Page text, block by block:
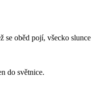
se oběd pojí, všecko slunce
do světnice.